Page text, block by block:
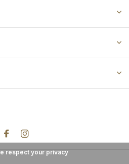
respect your privacy